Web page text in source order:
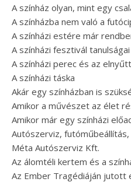
A színház olyan, mint egy
A színházba nem való a
A színházi estére már
A színházi fesztivál tanulságai
A színházi perec és az
A színházi táska
Akár egy színházban is
Amikor a művészet az élet
Amikor már egy színházi
Autószerviz,
Méta Autószerviz Kft.
Az álomtéli kertem és a
Az Ember Tragédiáján jutott